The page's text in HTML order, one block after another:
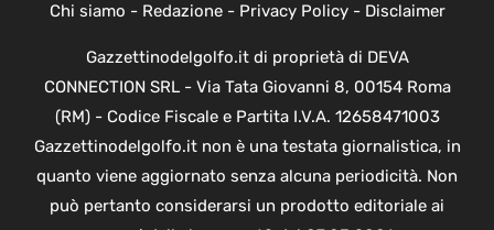
Chi siamo - Redazione- Privacy Policy- Disclaimer
Gazzettinodelgolfo.it di proprietà di DEVA
CONNECTION SRL - Via Tata Giovanni 8, 00154 Roma
(RM) - Codice Fiscale e Partita I.V.A. 12658471003
Gazzettinodelgolfo.it non è una testata giornalistica, in
quanto viene aggiornato senza alcuna periodicità. Non
può pertanto considerarsi un prodotto editoriale ai